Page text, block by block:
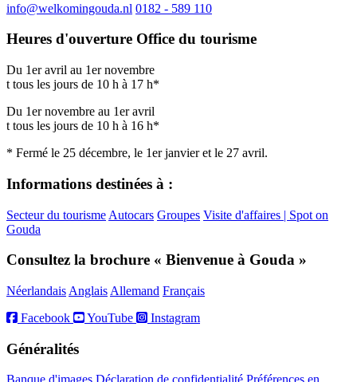
info@welkomingouda.nl 0182 - 589 110
Heures d'ouverture Office du tourisme
Du 1er avril au 1er novembre
t tous les jours de 10 h à 17 h*
Du 1er novembre au 1er avril
t tous les jours de 10 h à 16 h*
* Fermé le 25 décembre, le 1er janvier et le 27 avril.
Informations destinées à :
Secteur du tourisme Autocars Groupes Visite d'affaires | Spot on
Gouda
Consultez la brochure « Bienvenue à Gouda »
Néerlandais Anglais Allemand Français
Facebook
YouTube Instagram
Généralités